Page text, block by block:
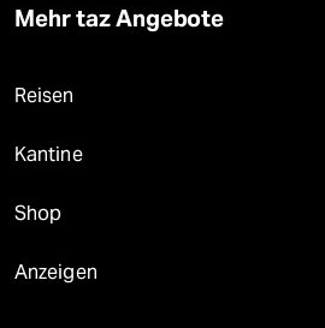
Mehr taz Angebote
Reisen
Kantine
Shop
Anzeigen